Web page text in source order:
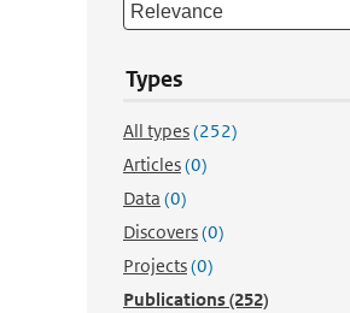
Types
All types(252)
Articles(0)
Data (0)
Discovers(0)
Projects(0)
Publications(252)